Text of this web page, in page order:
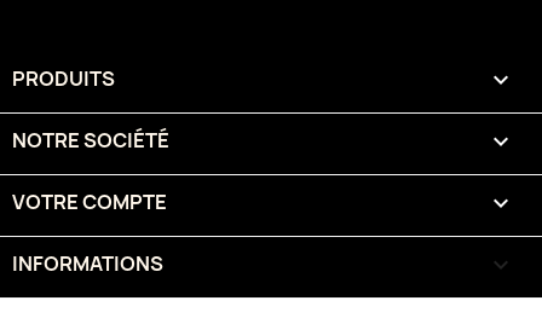
PRODUITS 
NOTRE SOCIÉTÉ 
VOTRE COMPTE 
INFORMATIONS keyboard_arrow_down